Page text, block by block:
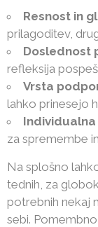
Resnost in
prilagoditev,
Doslednost
refleksija
Vrsta
lahko prinesejo
za spremembe
Na splošno
tednih, za
potrebnih nekaj
sebi.